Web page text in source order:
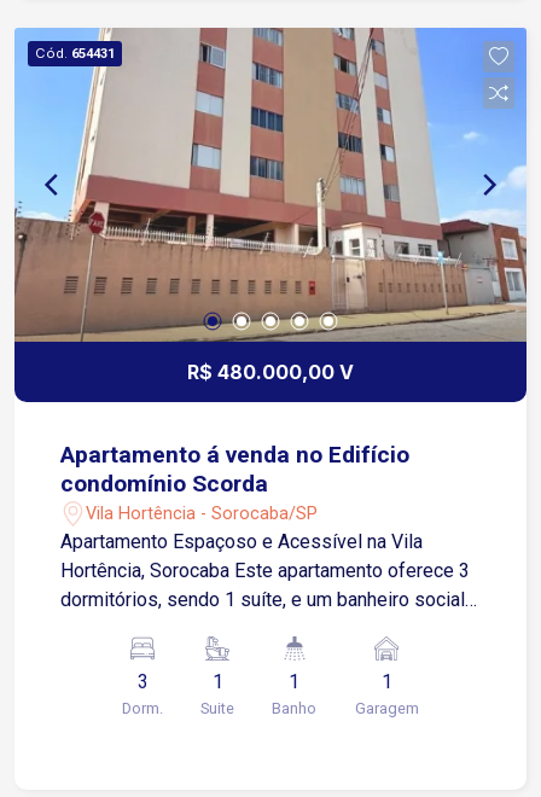
Ampla Área de Lazer, Gourmet, Banheiro
masculino e feminino, com vista panorâmica de
toda cidade.
Cód. 654431
R$ 480.000,00 V
Apartamento á venda no Edifício
condomínio Scorda
Vila Hortência - Sorocaba/SP
Apartamento Espaçoso e Acessível na Vila
Hortência, Sorocaba Este apartamento oferece 3
dormitórios, sendo 1 suíte, e um banheiro social,
ambientes incluem sala de estar e jantar, cozinha
planejada e área de serviço independente. Todos
os dormitórios, cozinha e banheiros contam com
3
Dorm.
1
Suite
1
Banho
1
Garagem